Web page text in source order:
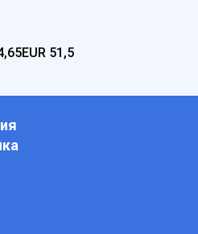
EUR 51,5